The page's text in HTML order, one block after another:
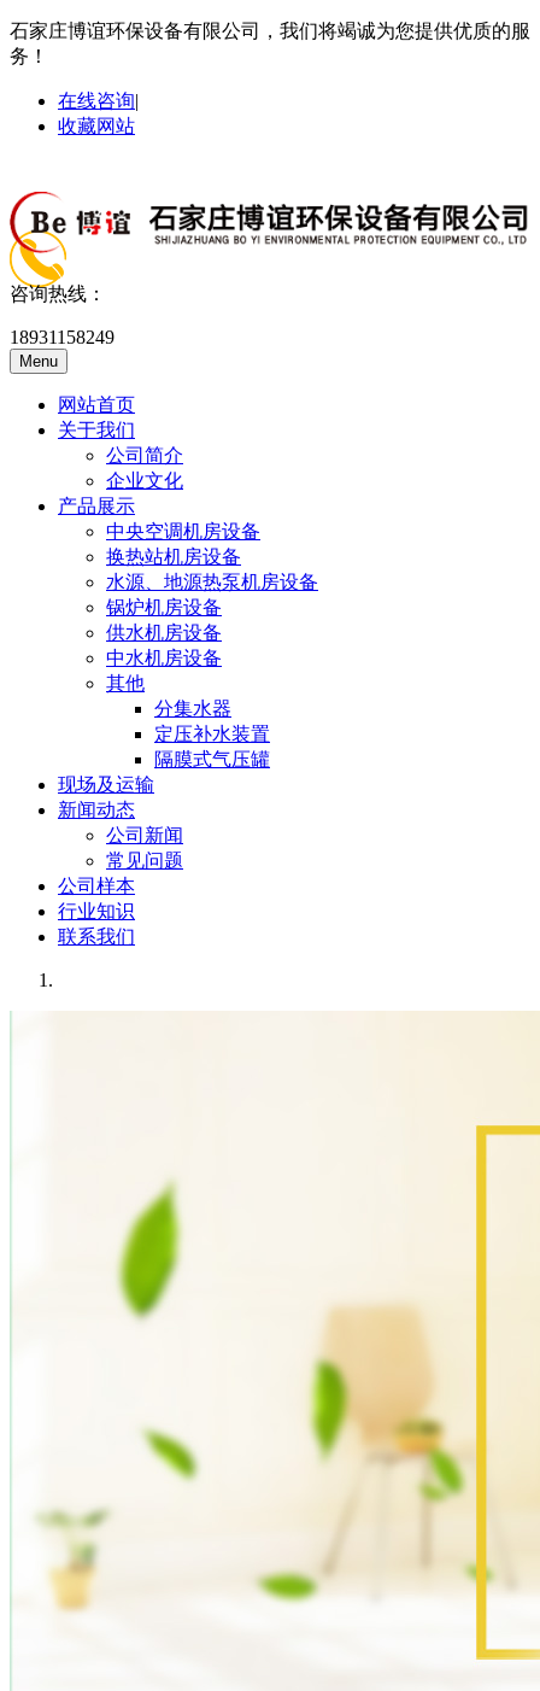
石家庄博谊环保设备有限公司，我们将竭诚为您提供优质的服
务！
在线咨询|
收藏网站
咨询热线：
18931158249
Menu
网站首页
关于我们
公司简介
企业文化
产品展示
中央空调机房设备
换热站机房设备
水源、地源热泵机房设备
锅炉机房设备
供水机房设备
中水机房设备
其他
分集水器
定压补水装置
隔膜式气压罐
现场及运输
新闻动态
公司新闻
常见问题
公司样本
行业知识
联系我们